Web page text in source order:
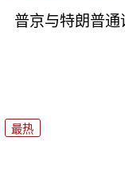
普京与特朗普
最热